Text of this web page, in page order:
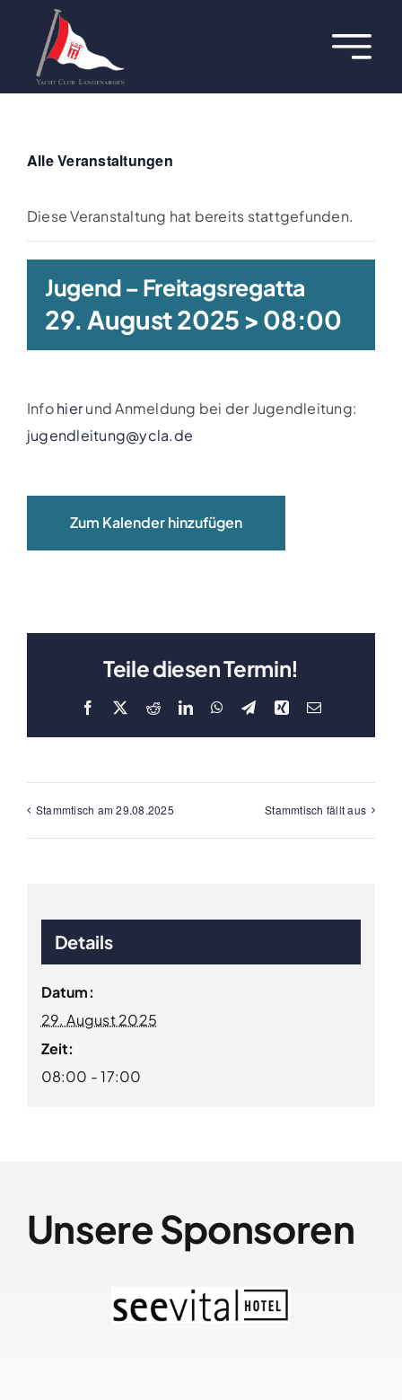
springen
Über uns
Termine
Aktuelles
Regatten
Hafen
Clubboote
Sponsoren
Alle Veranstaltungen
Diese Veranstaltung hat bereits stattgefunden.
Jugend – Freitagsregatta
29. August 2025 > 08:00
Infohierund Anmeldung bei der Jugendleitung:
jugendleitung@ycla.de
Zum Kalender hinzufügen
Teile diesen Termin!
Facebook RedditLinkedInWhatsApp
Telegram
Xing E-
Stammtisch am 29.08.2025 Stammtisch fällt aus
Details
Datum:
29. August 2025
Zeit:
08:00 - 17:00
Unsere Sponsoren